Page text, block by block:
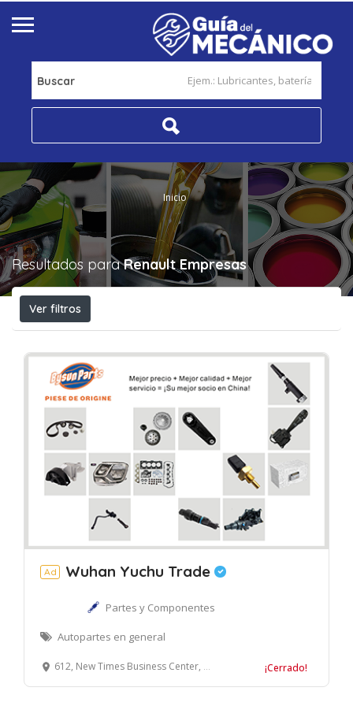
Buscar
Inicio
Resultados paraRenault Empresas
Ver filtros
Ad Wuhan Yuchu Trade
Partes y Componentes
Autopartes en general
612, New Times Business Center, No.422 of Wu Luo Rd. Wuchang District, Wuhan, China ¡Cerrado!